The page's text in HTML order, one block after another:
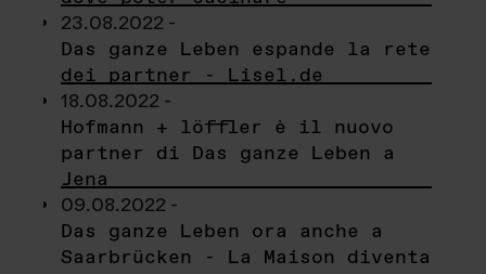
23.08.2022 -
Das ganze Leben espande la rete
dei partner - Lisel.de
18.08.2022 -
Hofmann + löffler è il nuovo
partner di Das ganze Leben a
Jena
09.08.2022 -
Das ganze Leben ora anche a
Saarbrücken - La Maison diventa